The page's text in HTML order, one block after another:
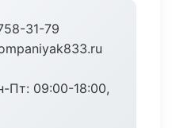
31-79
Пт: 09:00-18:00,